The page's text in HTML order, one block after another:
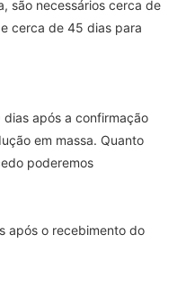
são necessários cerca de
cerca de 45 dias para
após a confirmação
em massa. Quanto
poderemos
após o recebimento do